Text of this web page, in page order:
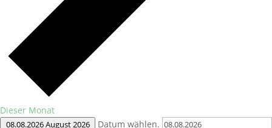
Dieser Monat
08.08.2026August 2026 Datum wählen.